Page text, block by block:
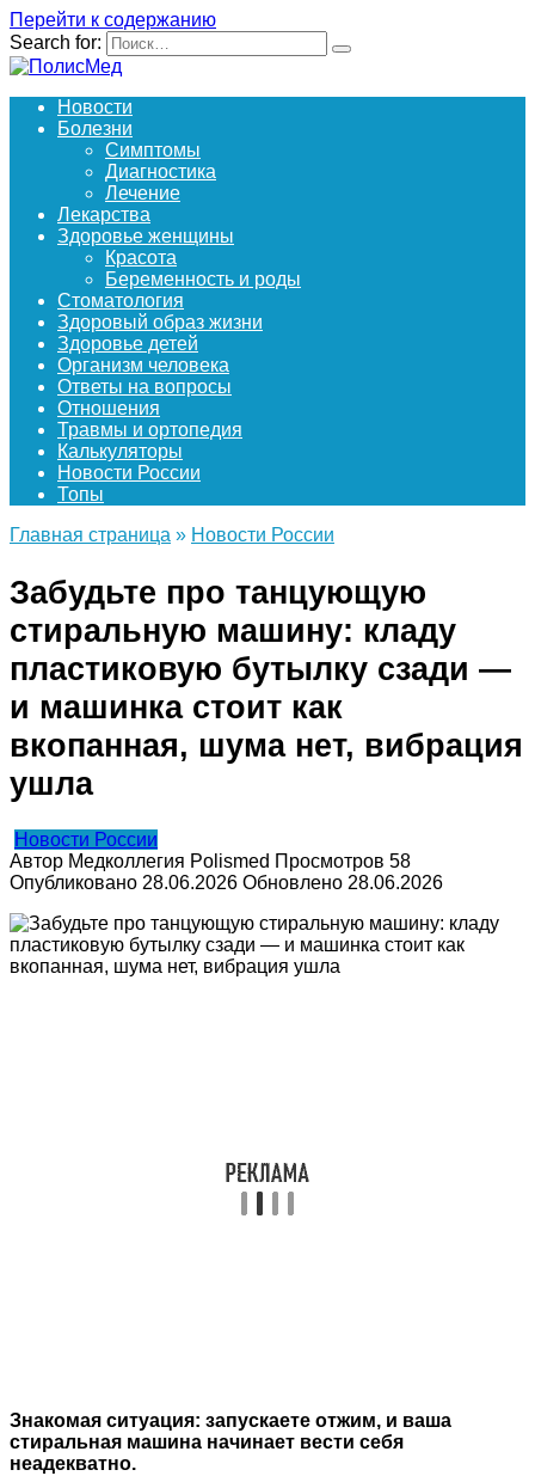
Перейти к содержанию
Search for:
Новости
Болезни
Симптомы
Диагностика
Лечение
Лекарства
Здоровье женщины
Красота
Беременность и роды
Стоматология
Здоровый образ жизни
Здоровье детей
Организм человека
Ответы на вопросы
Отношения
Травмы и ортопедия
Калькуляторы
Новости России
Топы
Главная страница » Новости России
Забудьте про танцующую
стиральную машину: кладу
пластиковую бутылку сзади —
и машинка стоит как
вкопанная, шума нет, вибрация
ушла
Новости России
Автор Медколлегия Polismed Просмотров 58
Опубликовано 28.06.2026 Обновлено 28.06.2026
Знакомая ситуация: запускаете отжим, и ваша
стиральная машина начинает вести себя
неадекватно.